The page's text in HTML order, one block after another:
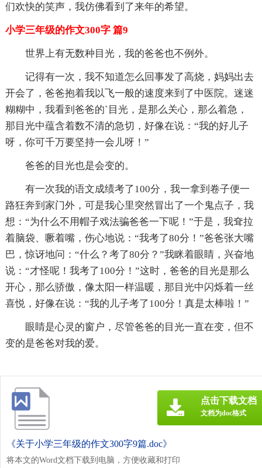
们欢快的笑声，我仿佛看到了来年的希望。
小学三年级的作文300字 篇9
世界上有无数种目光，我的爸爸也不例外。
记得有一次，我不知道怎么回事发了高烧，妈妈出去
开会了，爸爸抱着我以飞一般的速度来到了中医院。迷迷
糊糊中，我看到爸爸的`目光，是那么关心，那么着急，
那目光中蕴含着数不清的急切，好像在说：“我的好儿子
呀，你可千万要坚持一会儿呀！”
爸爸的目光也是会变的。
有一次我的语文成绩考了100分，我一拿到卷子便一
路狂奔到家门外，可是我心里突然冒出了一个鬼点子，我
想：“为什么不用帽子戏法骗爸爸一下呢！”于是，我耷拉
着脑袋、噘着嘴，伤心地说：“我考了80分！”爸爸张大嘴
巴，惊讶地问：“什么？考了80分？”我眯着眼睛，兴奋地
说：“才怪呢！我考了100分！”这时，爸爸的目光是那么
开心，那么骄傲，像太阳一样温暖，那目光中闪烁着一丝
喜悦，好像在说：“我的儿子考了100分！真是太棒啦！”
眼睛是心灵的窗户，尽管爸爸的目光一直在变，但不
变的是爸爸对我的爱。
《关于小学三年级的作文300字9篇.doc》
将本文的Word文档下载到电脑，方便收藏和打印
点击下载文档
文档为doc格式